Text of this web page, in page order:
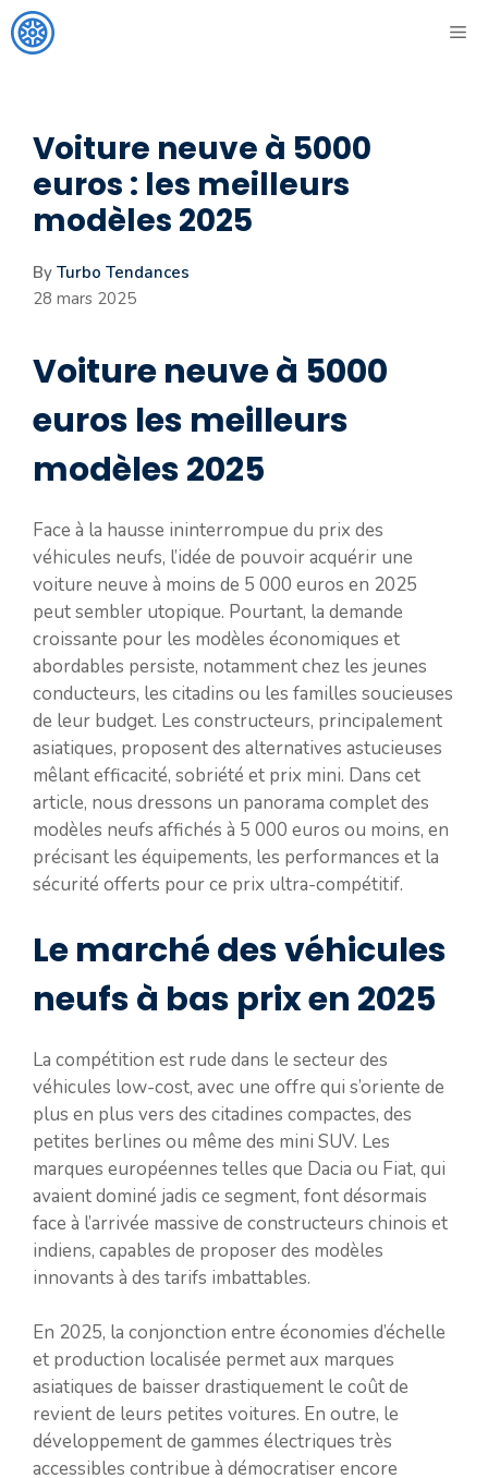
Aller
au
Voiture neuve à 5000
euros : les meilleurs
modèles 2025
By Turbo Tendances
28 mars 2025
Voiture neuve à 5000
euros les meilleurs
modèles 2025
Face à la hausse ininterrompue du prix des
véhicules neufs, l’idée de pouvoir acquérir une
voiture neuve à moins de 5 000 euros en 2025
peut sembler utopique. Pourtant, la demande
croissante pour les modèles économiques et
abordables persiste, notamment chez les jeunes
conducteurs, les citadins ou les familles soucieuses
de leur budget. Les constructeurs, principalement
asiatiques, proposent des alternatives astucieuses
mêlant efficacité, sobriété et prix mini. Dans cet
article, nous dressons un panorama complet des
modèles neufs affichés à 5 000 euros ou moins, en
précisant les équipements, les performances et la
sécurité offerts pour ce prix ultra-compétitif.
Le marché des véhicules
neufs à bas prix en 2025
La compétition est rude dans le secteur des
véhicules low-cost, avec une offre qui s’oriente de
plus en plus vers des citadines compactes, des
petites berlines ou même des mini SUV. Les
marques européennes telles que Dacia ou Fiat, qui
avaient dominé jadis ce segment, font désormais
face à l’arrivée massive de constructeurs chinois et
indiens, capables de proposer des modèles
innovants à des tarifs imbattables.
En 2025, la conjonction entre économies d’échelle
et production localisée permet aux marques
asiatiques de baisser drastiquement le coût de
revient de leurs petites voitures. En outre, le
développement de gammes électriques très
accessibles contribue à démocratiser encore